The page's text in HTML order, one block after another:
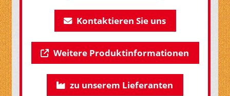
Kontaktieren Sie uns
Weitere Produktinformationen
zu unserem Lieferanten